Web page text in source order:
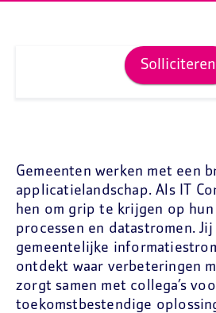
Solliciteren
Gemeenten werken met een
applicatielandschap. Als IT
hen om grip te krijgen op hun
processen en datastromen.
gemeentelijke
ontdekt waar verbeteringen
zorgt samen met collega’s
toekomstbestendige